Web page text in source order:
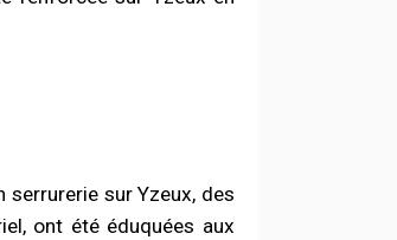
sur Yzeux, des
ont été éduquées aux